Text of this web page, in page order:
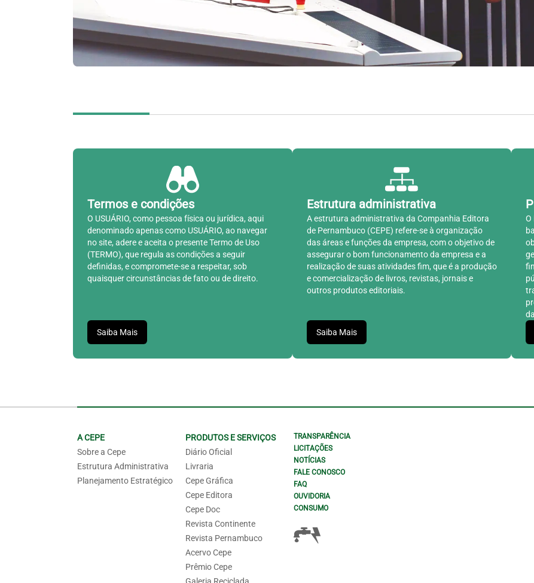
Termos e condições
O USUÁRIO, como pessoa física ou jurídica, aqui
denominado apenas como USUÁRIO, ao navegar
no site, adere e aceita o presente Termo de Uso
(TERMO), que regula as condições a seguir
definidas, e compromete-se a respeitar, sob
quaisquer circunstâncias de fato ou de direito.
Saiba Mais
Estrutura administrativa
A estrutura administrativa da Companhia Editora
de Pernambuco (CEPE) refere-se à organização
das áreas e funções da empresa, com o objetivo de
assegurar o bom funcionamento da empresa e a
realização de suas atividades fim, que é a produção
e comercialização de livros, revistas, jornais e
outros produtos editoriais.
Saiba Mais
O
A CEPE
Sobre a Cepe
Estrutura Administrativa
Planejamento Estratégico
PRODUTOS E SERVIÇOS
Diário Oficial
Livraria
Cepe Gráfica
Cepe Editora
Cepe Doc
Revista Continente
Revista Pernambuco
Acervo Cepe
Prêmio Cepe
TRANSPARÊNCIA
LICITAÇÕES
NOTÍCIAS
FALE CONOSCO
FAQ
OUVIDORIA
CONSUMO